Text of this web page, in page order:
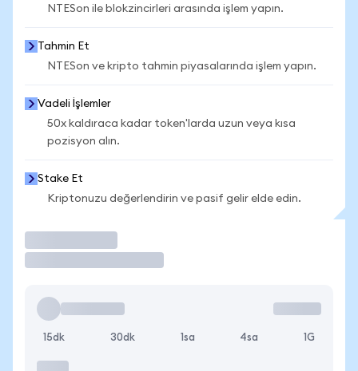
NTESon ile blokzincirleri arasında işlem yapın.
Tahmin Et
NTESon ve kripto tahmin piyasalarında işlem yapın.
Vadeli İşlemler
50x kaldıraca kadar token'larda uzun veya kısa
pozisyon alın.
Stake Et
Kriptonuzu değerlendirin ve pasif gelir elde edin.
15dk 30dk 1sa 4sa 1G